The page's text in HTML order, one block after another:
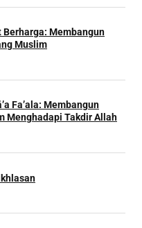
Berharga: Membangun
Muslim
Fa’ala: Membangun
Menghadapi Takdir Allah